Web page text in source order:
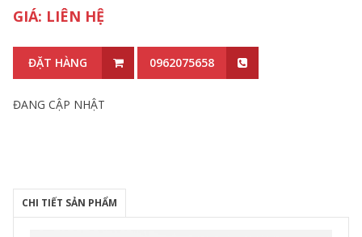
GIÁ: LIÊN HỆ
ĐẶT HÀNG 0962075658
ĐANG CẬP NHẬT
CHI TIẾT SẢN PHẨM